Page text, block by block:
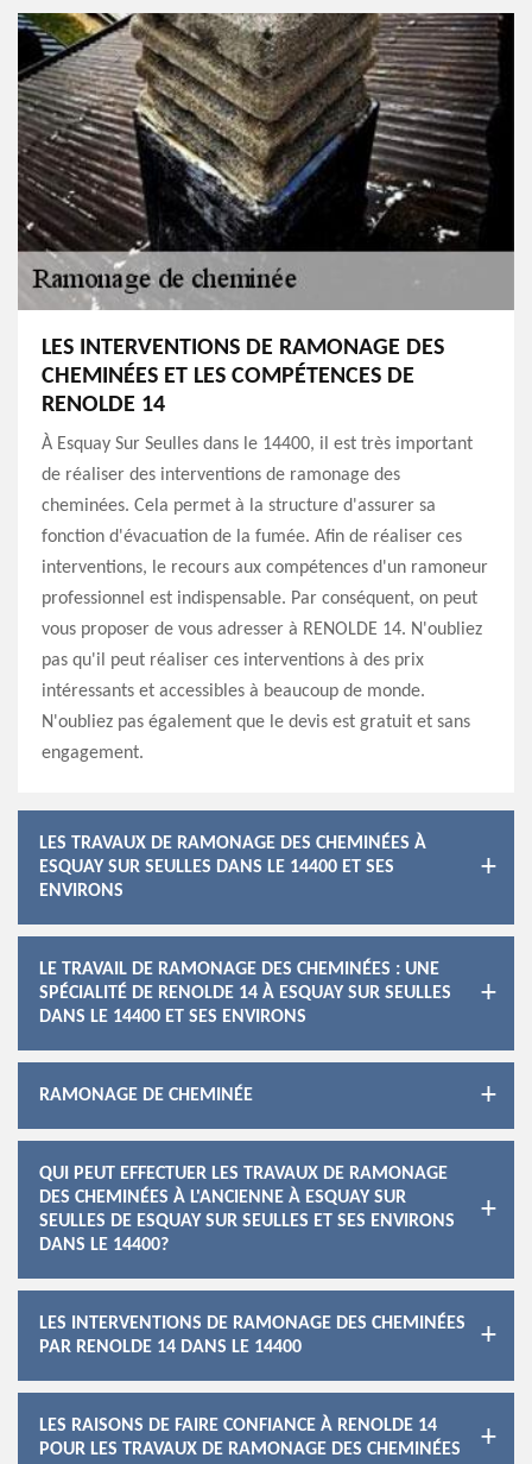
LES INTERVENTIONS DE RAMONAGE DES
CHEMINÉES ET LES COMPÉTENCES DE
RENOLDE 14
À Esquay Sur Seulles dans le 14400, il est très important
de réaliser des interventions de ramonage des
cheminées. Cela permet à la structure d'assurer sa
fonction d'évacuation de la fumée. Afin de réaliser ces
interventions, le recours aux compétences d'un ramoneur
professionnel est indispensable. Par conséquent, on peut
vous proposer de vous adresser à RENOLDE 14. N'oubliez
pas qu'il peut réaliser ces interventions à des prix
intéressants et accessibles à beaucoup de monde.
N'oubliez pas également que le devis est gratuit et sans
engagement.
LES TRAVAUX DE RAMONAGE DES CHEMINÉES À
ESQUAY SUR SEULLES DANS LE 14400 ET SES
ENVIRONS
LE TRAVAIL DE RAMONAGE DES CHEMINÉES : UNE
SPÉCIALITÉ DE RENOLDE 14 À ESQUAY SUR SEULLES
DANS LE 14400 ET SES ENVIRONS
RAMONAGE DE CHEMINÉE
QUI PEUT EFFECTUER LES TRAVAUX DE RAMONAGE
DES CHEMINÉES À L'ANCIENNE À ESQUAY SUR
SEULLES DE ESQUAY SUR SEULLES ET SES ENVIRONS
DANS LE 14400?
LES INTERVENTIONS DE RAMONAGE DES CHEMINÉES
PAR RENOLDE 14 DANS LE 14400
LES RAISONS DE FAIRE CONFIANCE À RENOLDE 14
POUR LES TRAVAUX DE RAMONAGE DES CHEMINÉES